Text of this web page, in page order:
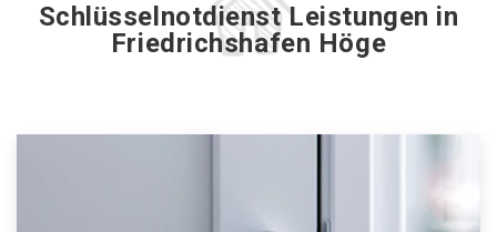
Schlüsselnotdienst Leistungen in
Friedrichshafen Höge